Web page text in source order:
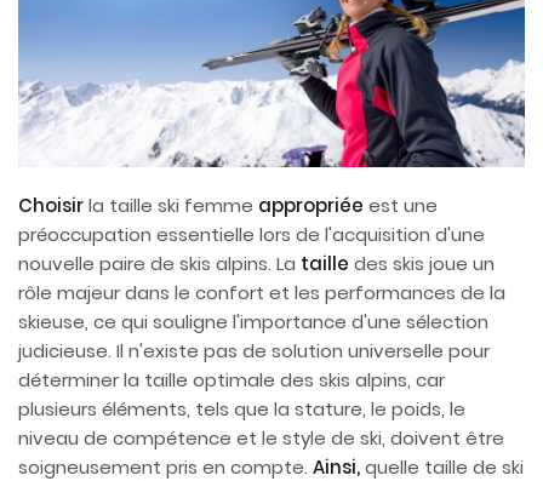
Choisirla taille ski femme appropriée est une
préoccupation essentielle lors de l'acquisition d'une
nouvelle paire de skis alpins. La taille des skis joue un
rôle majeur dans le confort et les performances de la
skieuse, ce qui souligne l'importance d'une sélection
judicieuse. Il n'existe pas de solution universelle pour
déterminer la taille optimale des skis alpins, car
plusieurs éléments, tels que la stature, le poids, le
niveau de compétence et le style de ski, doivent être
soigneusement pris en compte. Ainsi,quelle taille de ski